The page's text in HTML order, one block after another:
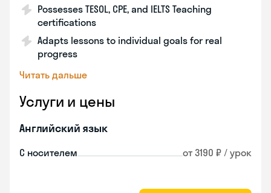
Possesses TESOL, CPE, and IELTS Teaching
certifications
Adapts lessons to individual goals for real
progress
Читать дальше
Услуги и цены
Английский язык
С носителем от 3190 ₽ / урок